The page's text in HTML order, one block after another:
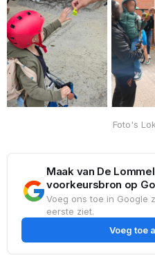
Foto's
Maak van De
voorkeursbron op
Voeg ons toe in Google
eerste ziet.
Voeg toe